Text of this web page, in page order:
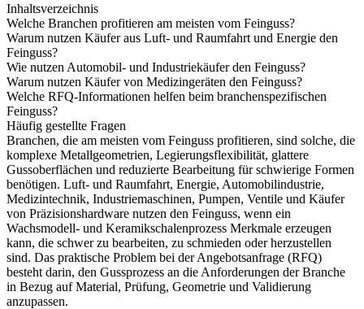
Inhaltsverzeichnis
Welche Branchen profitieren am meisten vom Feinguss?
Warum nutzen Käufer aus Luft- und Raumfahrt und Energie den
Feinguss?
Wie nutzen Automobil- und Industriekäufer den Feinguss?
Warum nutzen Käufer von Medizingeräten den Feinguss?
Welche RFQ-Informationen helfen beim branchenspezifischen
Feinguss?
Häufig gestellte Fragen
Branchen, die am meisten vom Feinguss profitieren, sind solche, die
komplexe Metallgeometrien, Legierungsflexibilität, glattere
Gussoberflächen und reduzierte Bearbeitung für schwierige Formen
benötigen. Luft- und Raumfahrt, Energie, Automobilindustrie,
Medizintechnik, Industriemaschinen, Pumpen, Ventile und Käufer
von Präzisionshardware nutzen den Feinguss, wenn ein
Wachsmodell- und Keramikschalenprozess Merkmale erzeugen
kann, die schwer zu bearbeiten, zu schmieden oder herzustellen
sind. Das praktische Problem bei der Angebotsanfrage (RFQ)
besteht darin, den Gussprozess an die Anforderungen der Branche
in Bezug auf Material, Prüfung, Geometrie und Validierung
anzupassen.